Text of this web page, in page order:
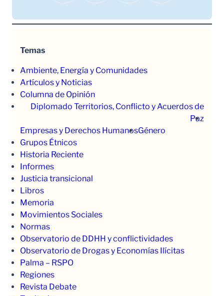
Temas
Ambiente, Energía y Comunidades
Artículos y Noticias
Columna de Opinión
Diplomado Territorios, Conflicto y Acuerdos de
Paz
Empresas y Derechos HumanosGénero
Grupos Étnicos
Historia Reciente
Informes
Justicia transicional
Libros
Memoria
Movimientos Sociales
Normas
Observatorio de DDHH y conflictividades
Observatorio de Drogas y Economías Ilícitas
Palma – RSPO
Regiones
Revista Debate